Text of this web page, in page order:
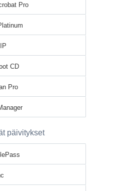
Pro
CD
Pro
päivitykset